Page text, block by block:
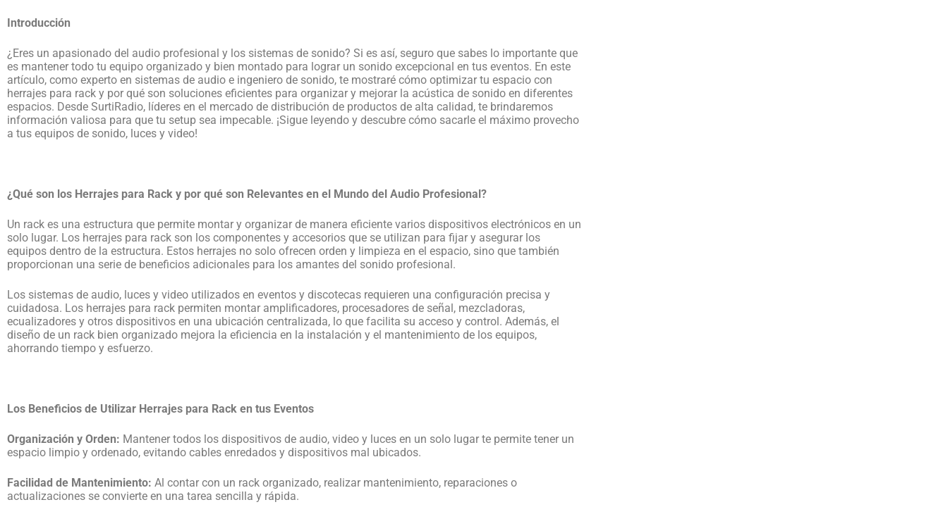
Introducción
¿Eres un apasionado del audio profesional y los sistemas de sonido? Si es así, seguro que sabes lo importante que
es mantener todo tu equipo organizado y bien montado para lograr un sonido excepcional en tus eventos. En este
artículo, como experto en sistemas de audio e ingeniero de sonido, te mostraré cómo optimizar tu espacio con
herrajes para rack y por qué son soluciones eficientes para organizar y mejorar la acústica de sonido en diferentes
espacios. Desde SurtiRadio, líderes en el mercado de distribución de productos de alta calidad, te brindaremos
información valiosa para que tu setup sea impecable. ¡Sigue leyendo y descubre cómo sacarle el máximo provecho
a tus equipos de sonido, luces y video!
¿Qué son los Herrajes para Rack y por qué son Relevantes en el Mundo del Audio Profesional?
Un rack es una estructura que permite montar y organizar de manera eficiente varios dispositivos electrónicos en un
solo lugar. Los herrajes para rack son los componentes y accesorios que se utilizan para fijar y asegurar los
equipos dentro de la estructura. Estos herrajes no solo ofrecen orden y limpieza en el espacio, sino que también
proporcionan una serie de beneficios adicionales para los amantes del sonido profesional.
Los sistemas de audio, luces y video utilizados en eventos y discotecas requieren una configuración precisa y
cuidadosa. Los herrajes para rack permiten montar amplificadores, procesadores de señal, mezcladoras,
ecualizadores y otros dispositivos en una ubicación centralizada, lo que facilita su acceso y control. Además, el
diseño de un rack bien organizado mejora la eficiencia en la instalación y el mantenimiento de los equipos,
ahorrando tiempo y esfuerzo.
Los Beneficios de Utilizar Herrajes para Rack en tus Eventos
Organización y Orden: Mantener todos los dispositivos de audio, video y luces en un solo lugar te permite tener un
espacio limpio y ordenado, evitando cables enredados y dispositivos mal ubicados.
Facilidad de Mantenimiento: Al contar con un rack organizado, realizar mantenimiento, reparaciones o
actualizaciones se convierte en una tarea sencilla y rápida.